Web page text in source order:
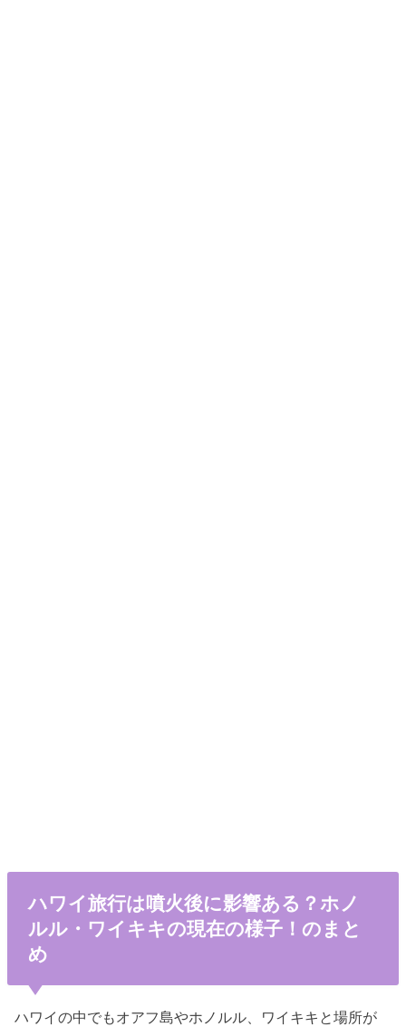
ハワイ旅行は噴火後に影響ある？ホノ
ルル・ワイキキの現在の様子！のまと
め
ハワイの中でもオアフ島やホノルル、ワイキキと場所が